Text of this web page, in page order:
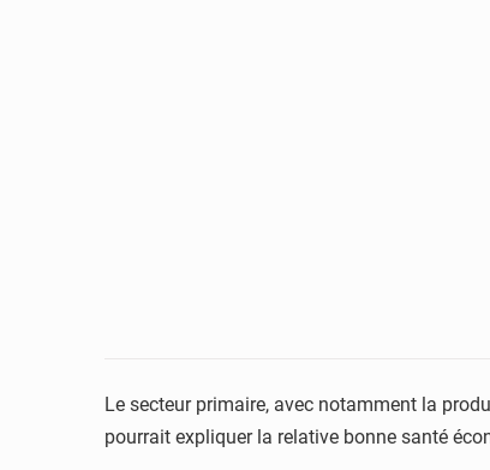
Le secteur primaire, avec notamment la
pourrait expliquer la relative bonne santé